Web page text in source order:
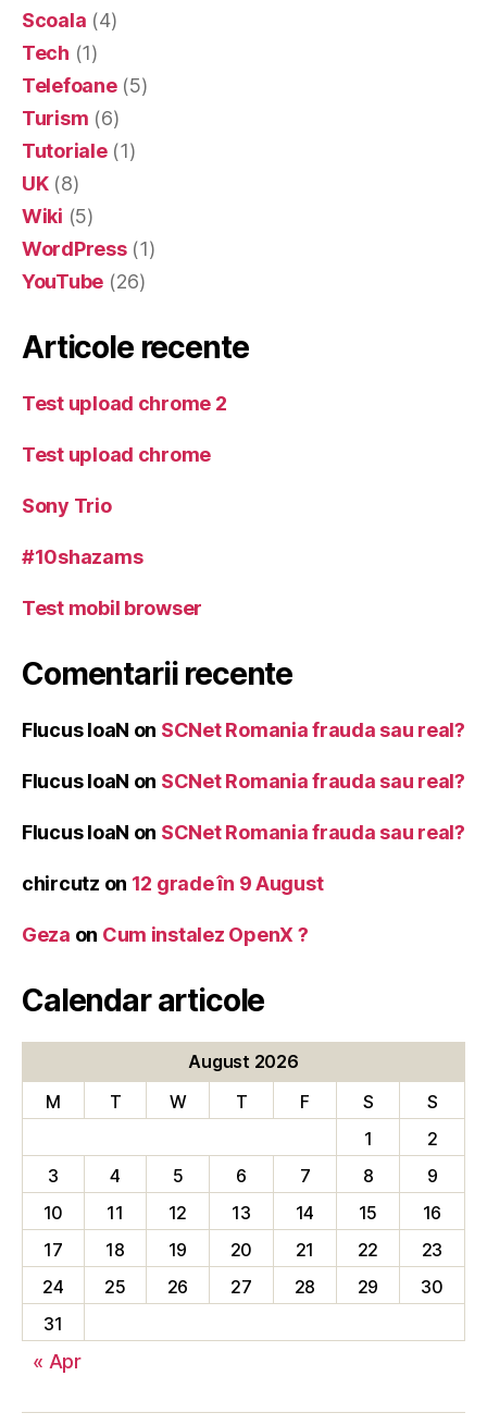
Scoala (4)
Tech (1)
Telefoane(5)
Turism (6)
Tutoriale(1)
UK(8)
Wiki (5)
WordPress(1)
YouTube (26)
Articole recente
Test upload chrome 2
Test upload chrome
Sony Trio
#10shazams
Test mobil browser
Comentarii recente
Flucus IoaN on SCNet Romania frauda sau real?
Flucus IoaN on SCNet Romania frauda sau real?
Flucus IoaN on SCNet Romania frauda sau real?
chircutz on 12 grade în 9 August
Geza on Cum instalez OpenX ?
Calendar articole
August 2026
M
T W T F S
S
1
2
3
4 5 6 7 8
9
10
11 12 13 14 15
16
17
18 19 20 21 22
23
24
25 26 27 28 29
30
31
« Apr